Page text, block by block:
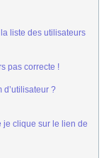
liste des utilisateurs
pas correcte !
d’utilisateur ?
je clique sur le lien de